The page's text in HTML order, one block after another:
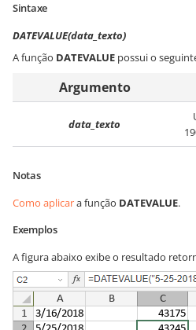
Sintaxe
DATEVALUE(data_texto)
A função DATEVALUE possui o
Argumento
data_texto
Notas
Como aplicara função DATEVALUE.
Exemplos
A figura abaixo exibe o resultado